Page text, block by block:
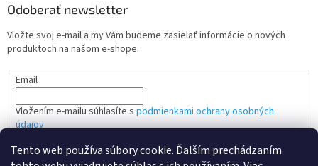
Tento web používa súbory cookie. Ďalším prechádzaním
Odoberať newsletter
Vložte svoj e-mail a my Vám budeme zasielať informácie o nových
produktoch na našom e-shope.
Email
Vložením e-mailu súhlasíte s podmienkami ochrany osobných
údajov
PRIHLÁSIŤ SA